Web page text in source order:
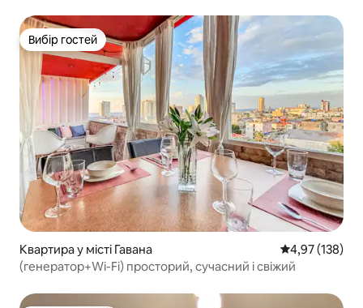
Вибір гостей
Вибір гостей
Квартира у місті Гавана Середня
4,97 (138)
(генератор+Wi-Fi) просторий, сучасний і свіжий